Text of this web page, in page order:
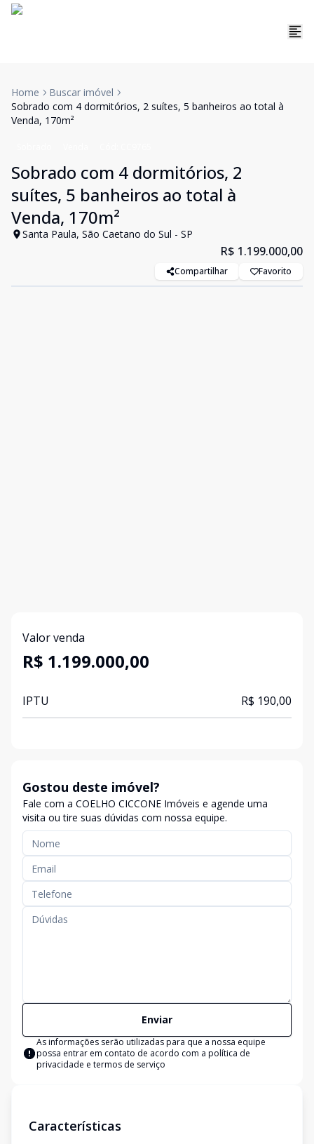
Home
Buscar imóvel
Sobrado com 4 dormitórios, 2 suítes, 5 banheiros ao total à
Venda, 170m²
Sobrado com 4 dormitórios, 2
suítes, 5 banheiros ao total à
Venda, 170m²
Santa Paula, São Caetano do Sul - SP
R$ 1.199.000,00
Compartilhar Favorito
Valor venda
R$ 1.199.000,00
IPTU R$ 190,00
Gostou deste imóvel?
Fale com a COELHO CICCONE Imóveis e agende uma
visita ou tire suas dúvidas com nossa equipe.
Enviar
As informações serão utilizadas para que a nossa equipe
possa entrar em contato de acordo com a política de
privacidade e termos de serviço
Características